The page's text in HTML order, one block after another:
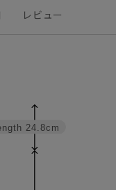
レビュー
24.8cm